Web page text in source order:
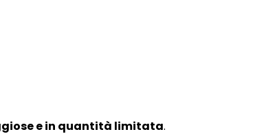
e in quantità limitata.